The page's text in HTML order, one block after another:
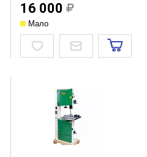
16 000
Мало